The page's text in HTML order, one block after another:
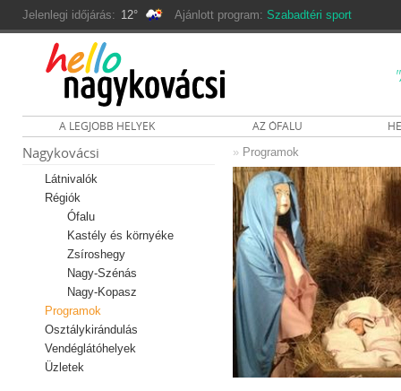
Jelenlegi időjárás: 12° Ajánlott program: Szabadtéri sport
A LEGJOBB HELYEK AZ ÓFALU
Nagykovácsi
Látnivalók
Régiók
Ófalu
Kastély és környéke
Zsíroshegy
Nagy-Szénás
Nagy-Kopasz
Programok
Osztálykirándulás
Vendéglátóhelyek
Üzletek
» Programok